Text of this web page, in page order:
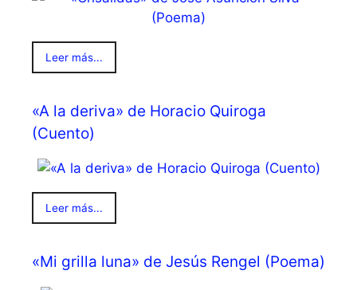
Leer más...
«A la deriva» de Horacio Quiroga
(Cuento)
Leer más...
«Mi grilla luna» de Jesús Rengel (Poema)